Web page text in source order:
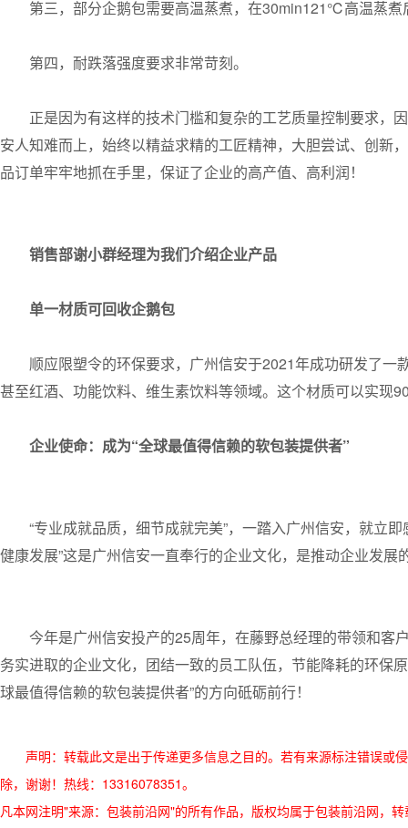
第三，部分企鹅包需要高温蒸煮，在30min121℃高温蒸煮
第四，耐跌落强度要求非常苛刻。
正是因为有这样的技术门槛和复杂的工艺质量控制要求，
安人知难而上，始终以精益求精的工匠精神，大胆尝试、创新
品订单牢牢地抓在手里，保证了企业的高产值、高利润！
销售部谢小群经理为我们介绍企业产品
单一材质可回收企鹅包
顺应限塑令的环保要求，广州信安于2021年成功研发了
甚至红酒、功能饮料、维生素饮料等领域。这个材质可以实现
企业使命： 成为“全球最值得信赖的软包装提供者”
“专业成就品质，细节成就完美”，一踏入广州信安，就立
健康发展”这是广州信安一直奉行的企业文化，是推动企业发展
今年是广州信安投产的25周年，在藤野总经理的带领和客
务实进取的企业文化，团结一致的员工队伍，节能降耗的环保
球最值得信赖的软包装提供者”的方向砥砺前行！
声明：转载此文是出于传递更多信息之目的。若有来源标注错误或
除，谢谢！热线：13316078351。
凡本网注明"来源：包装前沿网"的所有作品，版权均属于包装前沿网，